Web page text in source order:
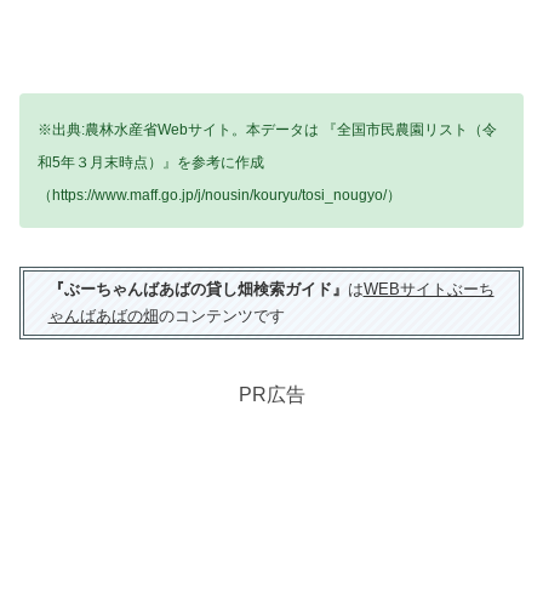
※出典:農林水産省Webサイト。本データは 『全国市民農園リスト（令
和5年３月末時点）』を参考に作成
（https://www.maff.go.jp/j/nousin/kouryu/tosi_nougyo/）
『ぶーちゃんばあばの貸し畑検索ガイド』 はWEBサイトぶーち
ゃんばあばの畑のコンテンツです
PR広告